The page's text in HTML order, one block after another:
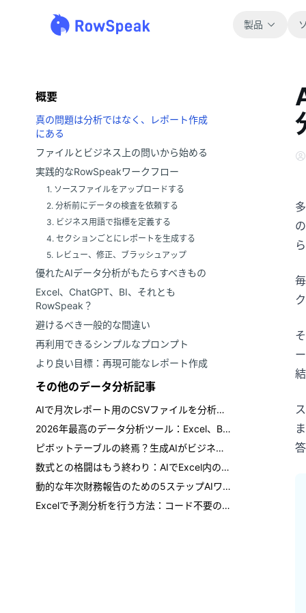
製品
概要
真の問題は分析ではなく、レポート作成
にある
ファイルとビジネス上の問いから始める
実践的なRowSpeakワークフロー
1. ソースファイルをアップロードする
2. 分析前にデータの検査を依頼する
3. ビジネス用語で指標を定義する
4. セクションごとにレポートを生成する
5. レビュー、修正、ブラッシュアップ
優れたAIデータ分析がもたらすべきもの
Excel、ChatGPT、BI、それとも
RowSpeak？
避けるべき一般的な間違い
再利用できるシンプルなプロンプト
より良い目標：再現可能なレポート作成
その他のデータ分析記事
AIで月次レポート用のCSVファイルを分析する方法
2026年最高のデータ分析ツール：Excel、BI、AI、スプレッドシートを比較
ピボットテーブルの終焉？生成AIがビジネスレポーティングを再構築
数式との格闘はもう終わり：AIでExcel内の一意なデータを検索
動的な年次財務報告のための5ステップAIワークフロー
Excelで予測分析を行う方法：コード不要のAI予測ガイド（5分で始められる）